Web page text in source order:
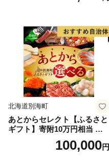
北海道別海町
あとからセレクト【ふるさと
ギフト】寄附10万円相当 あ
とから選べる！ ギフト いく
ら ほたて 海鮮 牛肉 別海町
100,000円